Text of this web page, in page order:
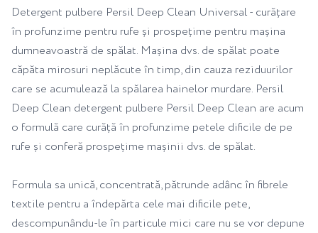
Detergent pulbere Persil Deep Clean Universal - curățare
în profunzime pentru rufe și prospețime pentru mașina
dumneavoastră de spălat. Mașina dvs. de spălat poate
căpăta mirosuri neplăcute în timp, din cauza reziduurilor
care se acumulează la spălarea hainelor murdare. Persil
Deep Clean detergent pulbere Persil Deep Clean are acum
o formulă care curăță în profunzime petele dificile de pe
rufe și conferă prospețime mașinii dvs. de spălat.
Formula sa unică, concentrată, pătrunde adânc în fibrele
textile pentru a îndepărta cele mai dificile pete,
descompunându-le în particule mici care nu se vor depune